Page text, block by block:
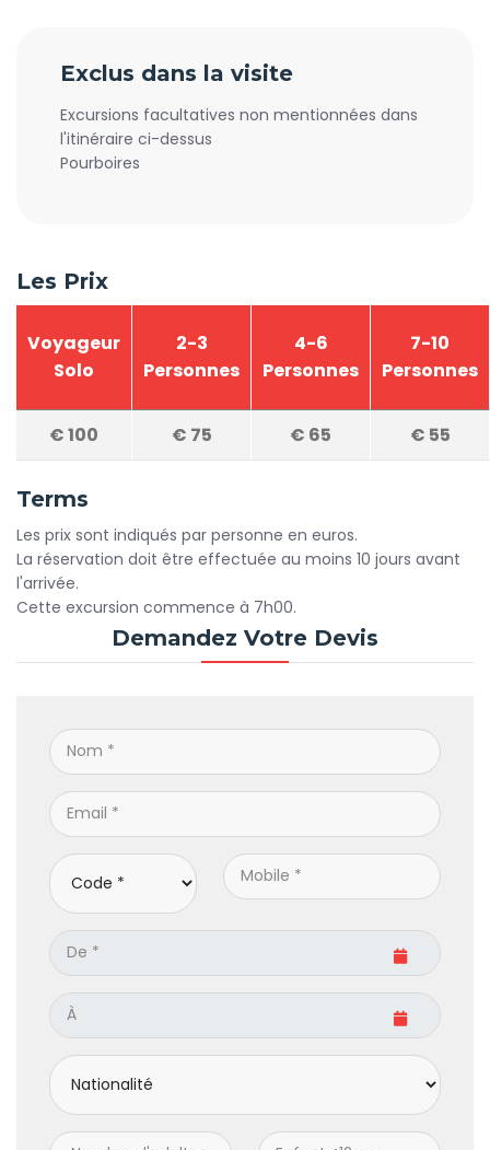
Exclus dans la visite
Excursions facultatives non mentionnées dans
l'itinéraire ci-dessus
Pourboires
Les Prix
Voyageur
Solo
2-3
Personnes
4-6
Personnes
7-10
Personnes
€100 € 75 € 65 € 55
Terms
Les prix sont indiqués par personne en euros.
La réservation doit être effectuée au moins 10 jours avant
l'arrivée.
Cette excursion commence à 7h00.
Demandez Votre Devis